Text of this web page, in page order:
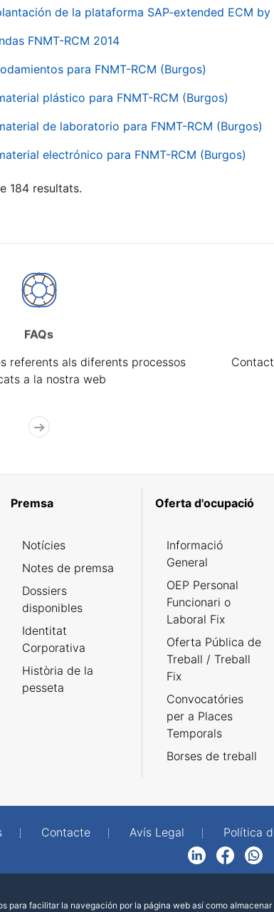
de la plataforma SAP-extended ECM by
FNMT-RCM 2014
para FNMT-RCM (Burgos)
plástico para FNMT-RCM (Burgos)
de laboratorio para FNMT-RCM (Burgos)
electrónico para FNMT-RCM (Burgos)
184 resultats.
FAQs
referents als diferents processos
a la nostra web
Premsa
Notícies
Notes de premsa
Dossiers
disponibles
Identitat
Corporativa
Història de la
pesseta
Oferta d'ocupació
Informació
General
OEP Personal
Funcionari o
Laboral Fix
Oferta Pública de
Treball / Treball
Fix
Convocatóries
per a Places
Temporals
Borses de treball
Contacte Avís Legal Política
FacebookWhatsApp
para facilitar la navegación por la página web así como